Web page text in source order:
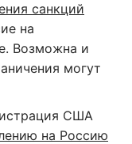
санкций
на
Возможна и
могут
США
на Россию